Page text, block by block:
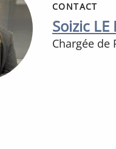
CONTACT
Soizic LE
Chargée de